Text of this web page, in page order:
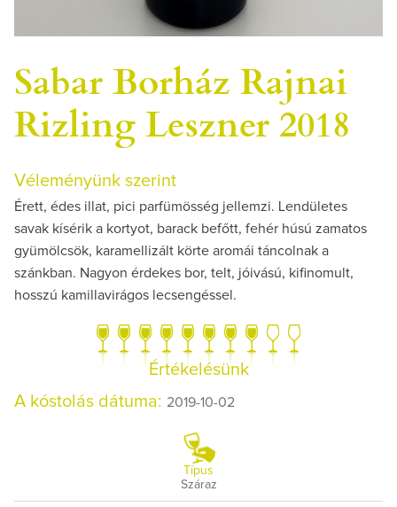
Sabar Borház Rajnai
Rizling Leszner 2018
Véleményünk szerint
Érett, édes illat, pici parfümösség jellemzi. Lendületes
savak kísérik a kortyot, barack befőtt, fehér húsú zamatos
gyümölcsök, karamellizált körte aromái táncolnak a
szánkban. Nagyon érdekes bor, telt, jóivású, kifinomult,
hosszú kamillavirágos lecsengéssel.
Értékelésünk
A kóstolás dátuma: 2019-10-02
Típus
Száraz